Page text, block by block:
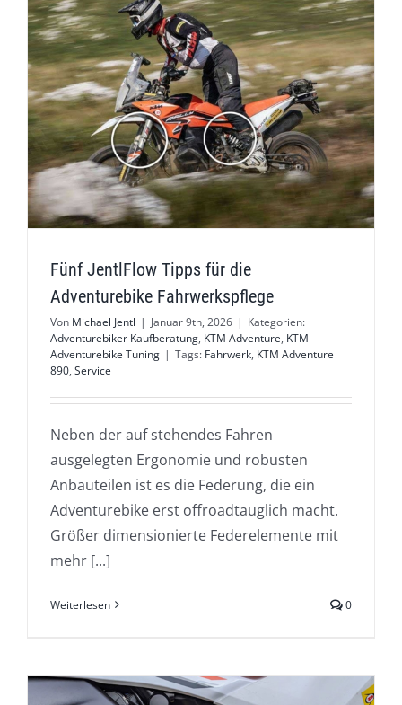
Fünf JentlFlow Tipps für die
Adventurebike Fahrwerkspflege
Von Michael Jentl | Januar 9th, 2026 | Kategorien:
Adventurebiker Kaufberatung, KTM Adventure, KTM
Adventurebike Tuning | Tags: Fahrwerk, KTM Adventure
890, Service
Neben der auf stehendes Fahren
ausgelegten Ergonomie und robusten
Anbauteilen ist es die Federung, die ein
Adventurebike erst offroadtauglich macht.
Größer dimensionierte Federelemente mit
mehr [...]
Weiterlesen 0